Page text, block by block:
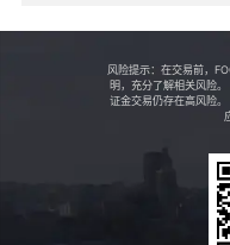
说，了解一些基本的
1. 市场分析：投
包括国际政治、经济
风险提示：在交易前，
明，充分了解相关风险
证金交易仍存在高风险